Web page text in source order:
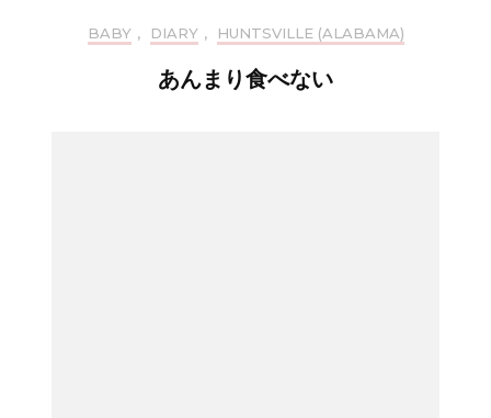
BABY , DIARY , HUNTSVILLE (ALABAMA)
あんまり食べない